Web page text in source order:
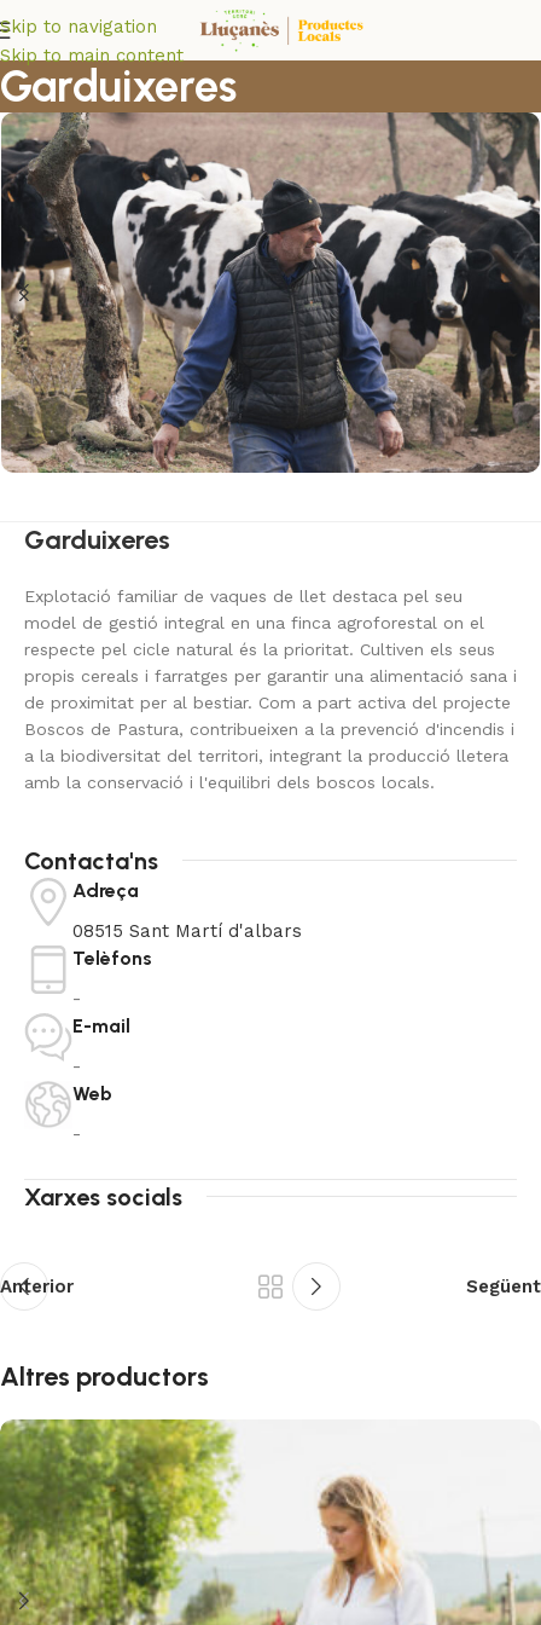
Skip to navigation
Skip to main content
Garduixeres
Garduixeres
Explotació familiar de vaques de llet destaca pel seu
model de gestió integral en una finca agroforestal on el
respecte pel cicle natural és la prioritat. Cultiven els seus
propis cereals i farratges per garantir una alimentació sana i
de proximitat per al bestiar. Com a part activa del projecte
Boscos de Pastura, contribueixen a la prevenció d'incendis i
a la biodiversitat del territori, integrant la producció lletera
amb la conservació i l'equilibri dels boscos locals.
Contacta'ns
Adreça
08515 Sant Martí d'albars
Telèfons
-
E-mail
-
Web
-
Xarxes socials
Anterior Següent
Altres productors